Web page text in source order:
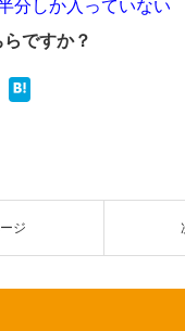
分しか入っていない
ですか？
ジ